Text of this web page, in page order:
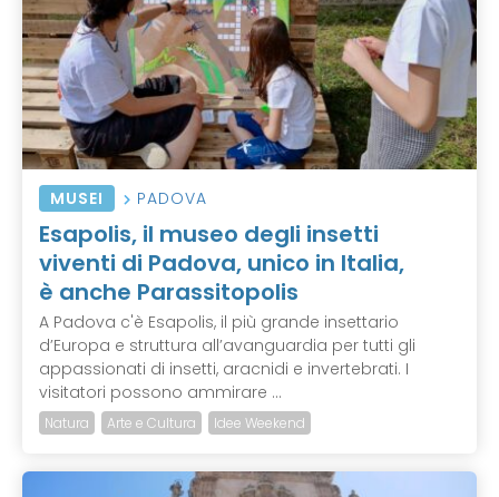
MUSEI PADOVA
Esapolis, il museo degli insetti
viventi di Padova, unico in Italia,
è anche Parassitopolis
A Padova c'è Esapolis, il più grande insettario
d’Europa e struttura all’avanguardia per tutti gli
appassionati di insetti, aracnidi e invertebrati. I
visitatori possono ammirare ...
Natura Arte e Cultura Idee Weekend